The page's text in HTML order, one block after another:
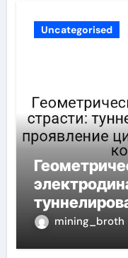
Uncategorised
mining_broth